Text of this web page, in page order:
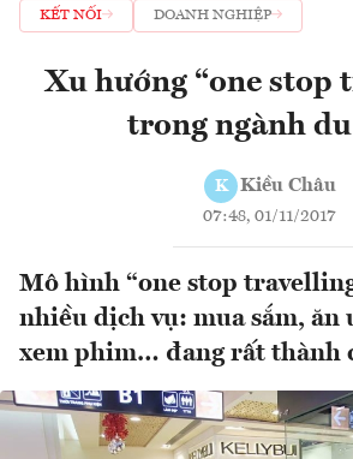
KẾT NỐI DOANH NGHIỆP
Xu hướng “one stop
trong ngành
K Kiều Châu
07:48, 01/11/2017
Mô hình “one stop
nhiều dịch vụ: mua sắm, ăn
xem phim… đang rất thành